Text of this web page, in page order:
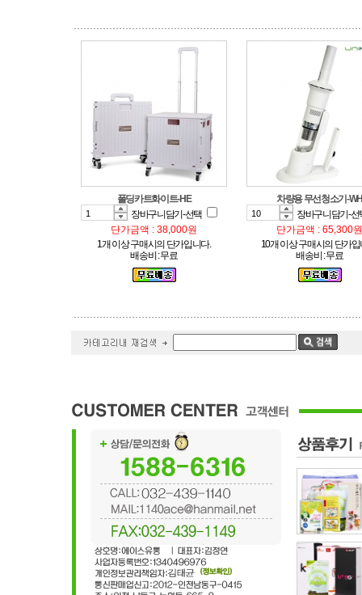
폴딩카트화이트-HE
장바구니담기-선택
단가금액 : 38,000원
1개 이상 구매시의 단가입니다.
배송비 : 무료
차량용 무선청소기-WH
장바구니담기-
단가금액 : 65,300원
10개 이상 구매시의 단가입
배송비 : 무료